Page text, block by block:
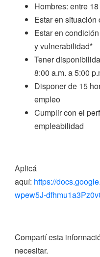
Hombres: entre
Estar en situación
Estar en
y vulnerabilidad*
Tener
8:00 a.m. a 5:00
Disponer de 15
empleo
Cumplir con el
empleabilidad
Aplicá
aquí: https://
wpew5J-
Compartí esta
necesitar.